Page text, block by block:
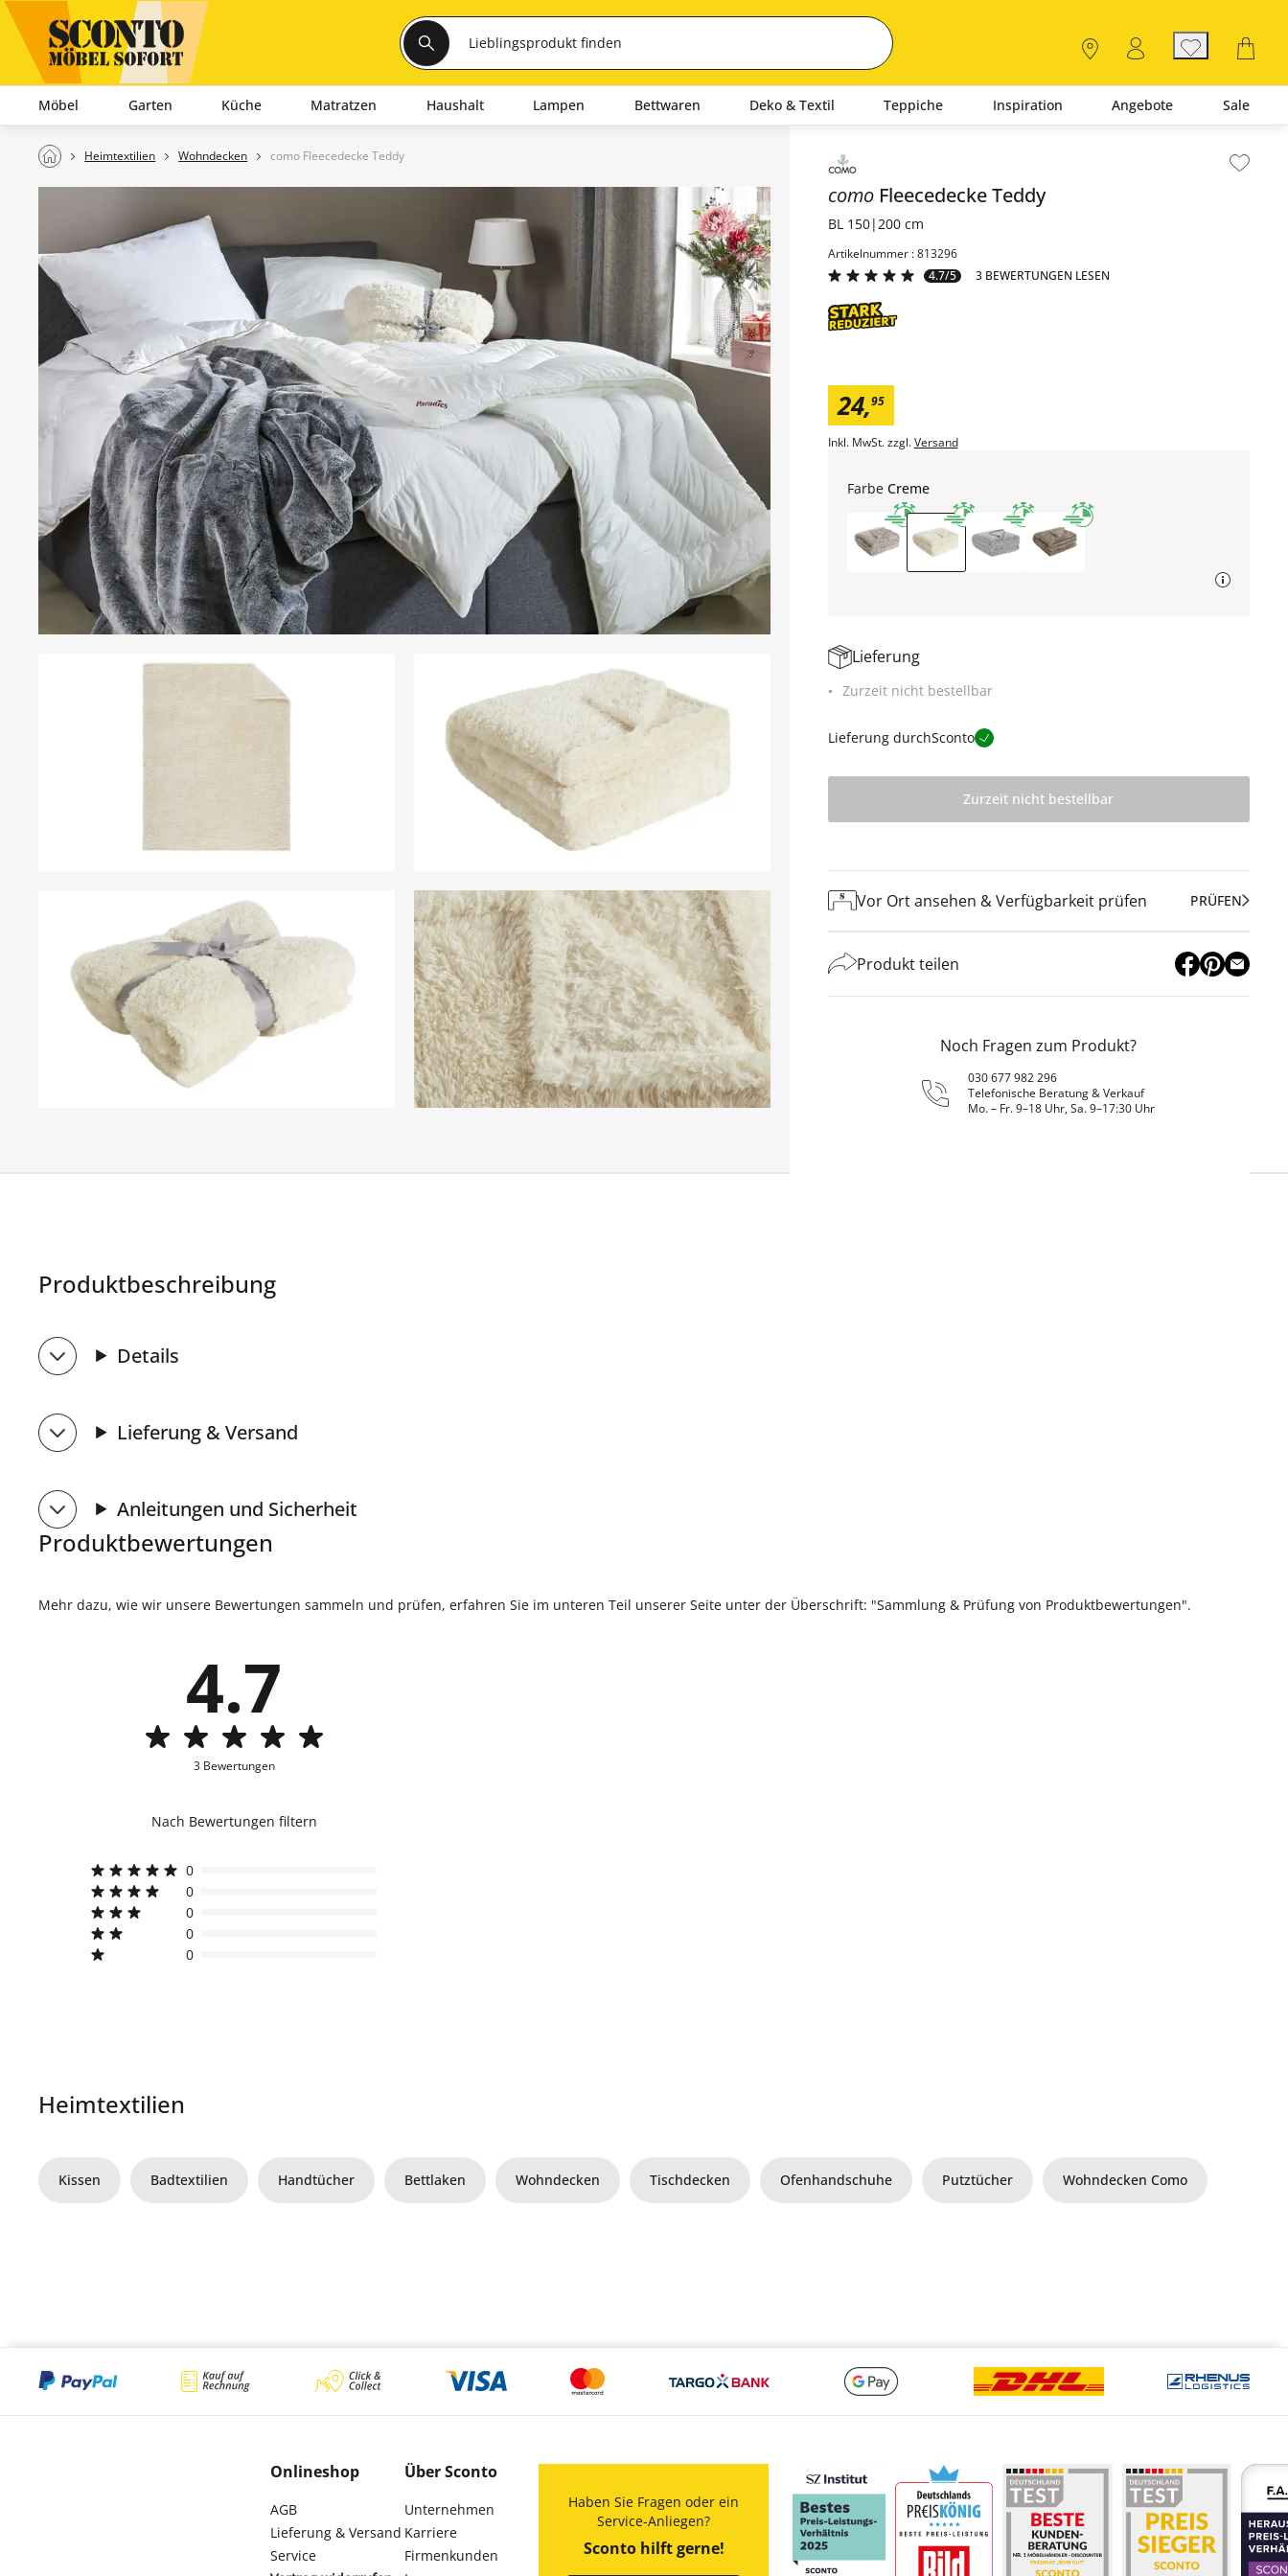
Möbel Garten Küche Matratzen Haushalt Lampen Bettwaren Deko & Textil Teppiche Inspiration Angebote Sale
Heimtextilien Wohndecken como Fleecedecke Teddy Inhalt der Seitenleiste überspringen - Zum Seitenende
como FleecedeckeTeddy
BL 150|200 cm
Artikelnummer : 813296
4.7/5
3 BEWERTUNGEN LESEN
24,95
Inkl. MwSt. zzgl.Versand
Farbe Creme
Lieferung
Zurzeit nicht bestellbar
Lieferung durchSconto
Zurzeit nicht bestellbar
Vor Ort ansehen & Verfügbarkeit prüfen PRÜFEN
Produkt teilen
Noch Fragen zum Produkt?
030 677 982 296
Telefonische Beratung & Verkauf
Mo. – Fr. 9–18 Uhr, Sa. 9–17:30 Uhr
Produktbeschreibung
Details
Lieferung & Versand
Anleitungen und Sicherheit
Produktbewertungen
Mehr dazu, wie wir unsere Bewertungen sammeln und prüfen, erfahren Sie im unteren Teil unserer Seite unter der Überschrift: "Sammlung & Prüfung von Produktbewertungen".
4.7
3 Bewertungen
Nach Bewertungen filtern
0
0
0
0
0
Heimtextilien
Kissen Badtextilien Handtücher Bettlaken Wohndecken Tischdecken Ofenhandschuhe Putztücher Wohndecken Como
Onlineshop
AGB
Lieferung & Versand
Service
Über Sconto
Unternehmen
Karriere
Firmenkunden
Haben Sie Fragen oder ein
Service-Anliegen?
Sconto hilft gerne!